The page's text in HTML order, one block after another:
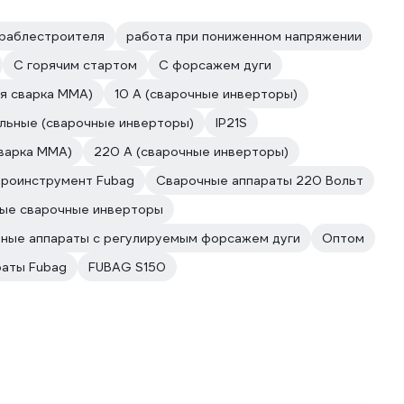
работа при пониженном напряжении
С горячим стартом
С форсажем дуги
сварка MMA)
10 А (сварочные инверторы)
(сварочные инверторы)
IP21S
MMA)
220 А (сварочные инверторы)
Fubag
Сварочные аппараты 220 Вольт
сварочные инверторы
аппараты с регулируемым форсажем дуги
Оптом
Fubag
FUBAG S150